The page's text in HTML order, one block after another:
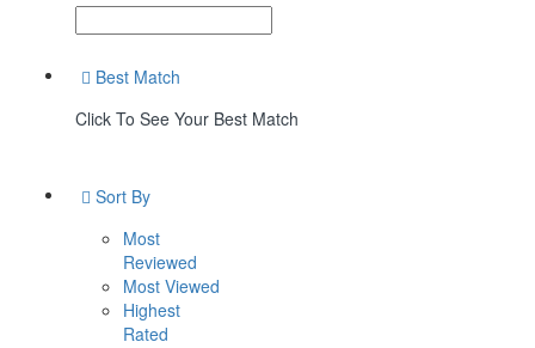
Best Match
Click To See Your Best Match
Sort By
Most
Reviewed
Most Viewed
Highest
Rated